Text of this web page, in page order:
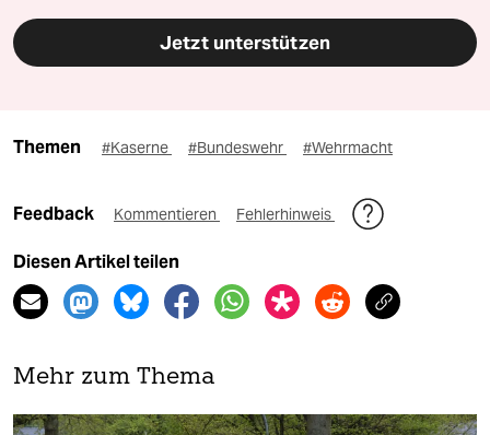
Jetzt unterstützen
Themen #Kaserne #Bundeswehr #Wehrmacht
Feedback Kommentieren Fehlerhinweis
Diesen Artikel teilen
Mehr zum Thema